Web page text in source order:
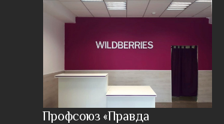
Профсоюз «Правда